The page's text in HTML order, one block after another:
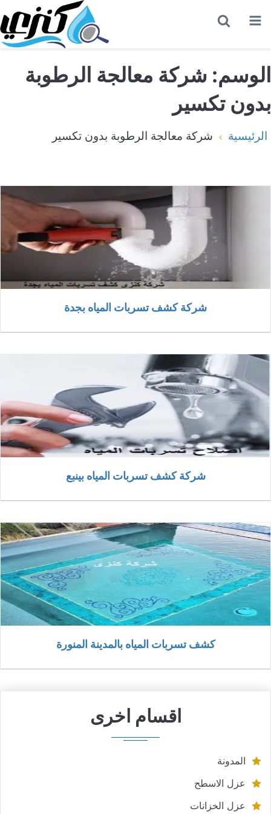
القائمة
الوسم: شركة معالجة الرطوبة
بدون تكسير
الرئيسية شركة معالجة الرطوبة بدون تكسير
شركة كشف تسربات المياه بجدة
شركة كشف تسربات المياه بينبع
كشف تسربات المياه بالمدينة المنورة
اقسام اخرى
المدونة
عزل الاسطح
عزل الخزانات